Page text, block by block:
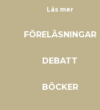
Läs mer
FÖRELÄSNINGAR
DEBATT
BÖCKER